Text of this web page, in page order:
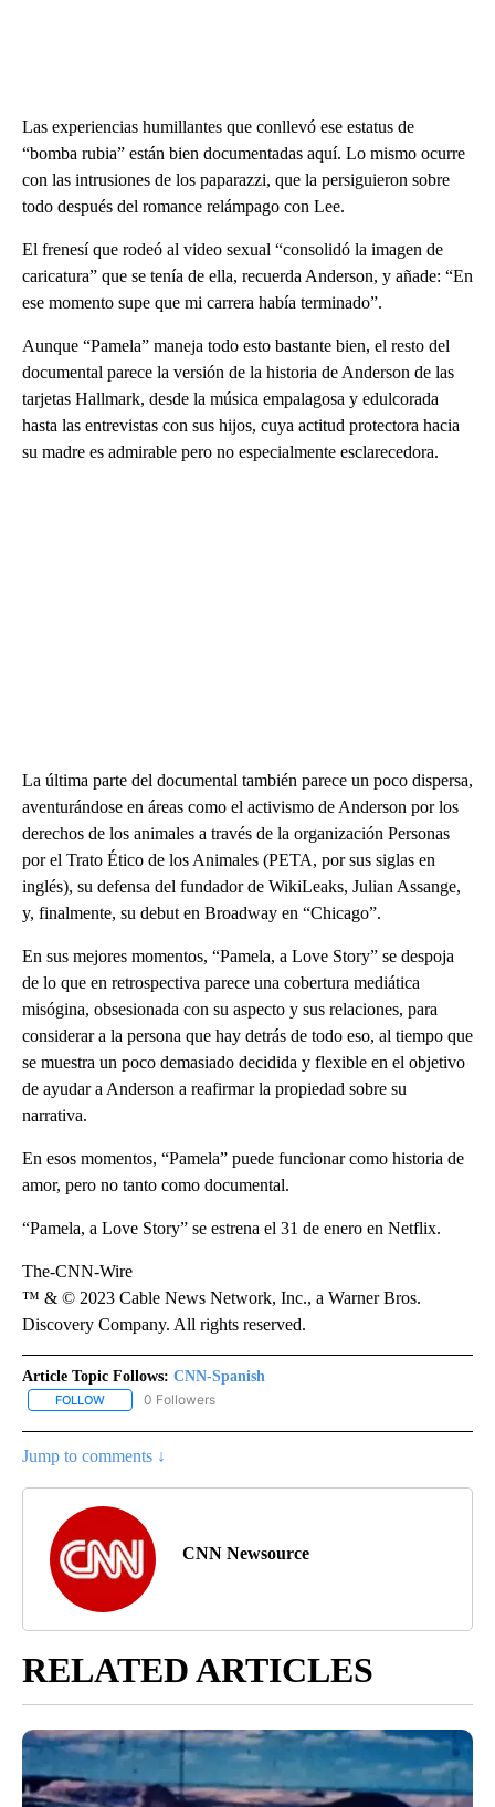
Las experiencias humillantes que conllevó ese estatus de
“bomba rubia” están bien documentadas aquí. Lo mismo ocurre
con las intrusiones de los paparazzi, que la persiguieron sobre
todo después del romance relámpago con Lee.
El frenesí que rodeó al video sexual “consolidó la imagen de
caricatura” que se tenía de ella, recuerda Anderson, y añade: “En
ese momento supe que mi carrera había terminado”.
Aunque “Pamela” maneja todo esto bastante bien, el resto del
documental parece la versión de la historia de Anderson de las
tarjetas Hallmark, desde la música empalagosa y edulcorada
hasta las entrevistas con sus hijos, cuya actitud protectora hacia
su madre es admirable pero no especialmente esclarecedora.
La última parte del documental también parece un poco dispersa,
aventurándose en áreas como el activismo de Anderson por los
derechos de los animales a través de la organización Personas
por el Trato Ético de los Animales (PETA, por sus siglas en
inglés), su defensa del fundador de WikiLeaks, Julian Assange,
y, finalmente, su debut en Broadway en “Chicago”.
En sus mejores momentos, “Pamela, a Love Story” se despoja
de lo que en retrospectiva parece una cobertura mediática
misógina, obsesionada con su aspecto y sus relaciones, para
considerar a la persona que hay detrás de todo eso, al tiempo que
se muestra un poco demasiado decidida y flexible en el objetivo
de ayudar a Anderson a reafirmar la propiedad sobre su
narrativa.
En esos momentos, “Pamela” puede funcionar como historia de
amor, pero no tanto como documental.
“Pamela, a Love Story” se estrena el 31 de enero en Netflix.
The-CNN-Wire
™ & © 2023 Cable News Network, Inc., a Warner Bros.
Discovery Company. All rights reserved.
Article Topic Follows: CNN-Spanish
FOLLOW FOLLOW "CNN-SPANISH" TO RECEIVE NOTIFICATIONS ABOUT
0 Followers
Jump to comments ↓
CNN Newsource
RELATED ARTICLES